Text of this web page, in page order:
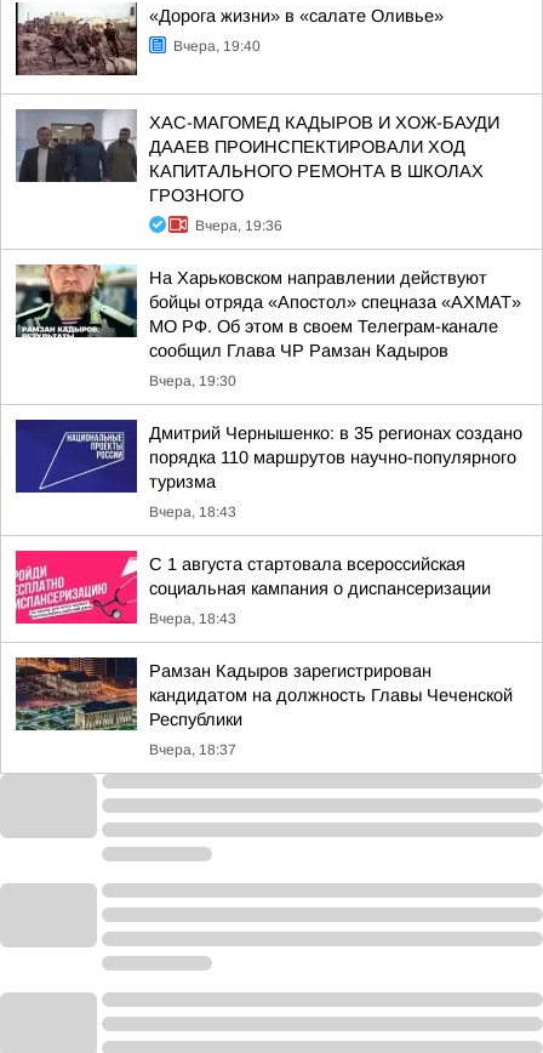
«Дорога жизни» в «салате Оливье»
Вчера, 19:40
ХАС-МАГОМЕД КАДЫРОВ И ХОЖ-БАУДИ
ДААЕВ ПРОИНСПЕКТИРОВАЛИ ХОД
КАПИТАЛЬНОГО РЕМОНТА В ШКОЛАХ
ГРОЗНОГО
Вчера, 19:36
На Харьковском направлении действуют
бойцы отряда «Апостол» спецназа «АХМАТ»
МО РФ. Об этом в своем Телеграм-канале
сообщил Глава ЧР Рамзан Кадыров
Вчера, 19:30
Дмитрий Чернышенко: в 35 регионах создано
порядка 110 маршрутов научно-популярного
туризма
Вчера, 18:43
С 1 августа стартовала всероссийская
социальная кампания о диспансеризации
Вчера, 18:43
Рамзан Кадыров зарегистрирован
кандидатом на должность Главы Чеченской
Республики
Вчера, 18:37